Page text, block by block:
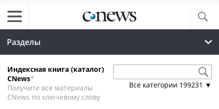
Разделы
Индексная книга (каталог)
CNews*
Получите все материалы
CNews по ключевому слову
Все категории 199231 ▼